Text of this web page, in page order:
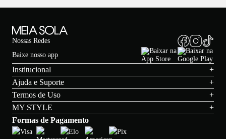
Nossas Redes
Baixe nosso app
Institucional
+
Ajuda e Suporte
+
Termos de Uso
+
MY STYLE
+
Formas de Pagamento